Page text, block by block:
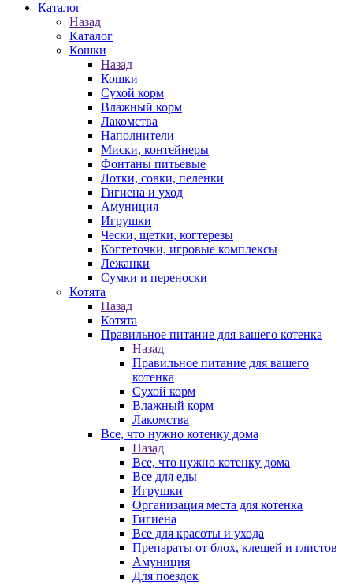
Каталог
Назад
Каталог
Кошки
Назад
Кошки
Сухой корм
Влажный корм
Лакомства
Наполнители
Миски, контейнеры
Фонтаны питьевые
Лотки, совки, пеленки
Гигиена и уход
Амуниция
Игрушки
Чески, щетки, когтерезы
Когтеточки, игровые комплексы
Лежанки
Сумки и переноски
Котята
Назад
Котята
Правильное питание для вашего котенка
Назад
Правильное питание для вашего
котенка
Сухой корм
Влажный корм
Лакомства
Все, что нужно котенку дома
Назад
Все, что нужно котенку дома
Все для еды
Игрушки
Организация места для котенка
Гигиена
Все для красоты и ухода
Препараты от блох, клещей и глистов
Амуниция
Для поездок